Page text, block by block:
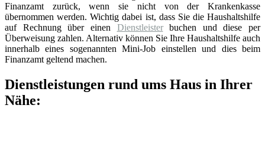
Finanzamt zurück, wenn sie nicht von der Krankenkasse
übernommen werden. Wichtig dabei ist, dass Sie die Haushaltshilfe
auf Rechnung über einen Dienstleisterbuchen und diese per
Überweisung zahlen. Alternativ können Sie Ihre Haushaltshilfe auch
innerhalb eines sogenannten Mini-Job einstellen und dies beim
Finanzamt geltend machen.
Dienstleistungen rund ums Haus in Ihrer
Nähe: